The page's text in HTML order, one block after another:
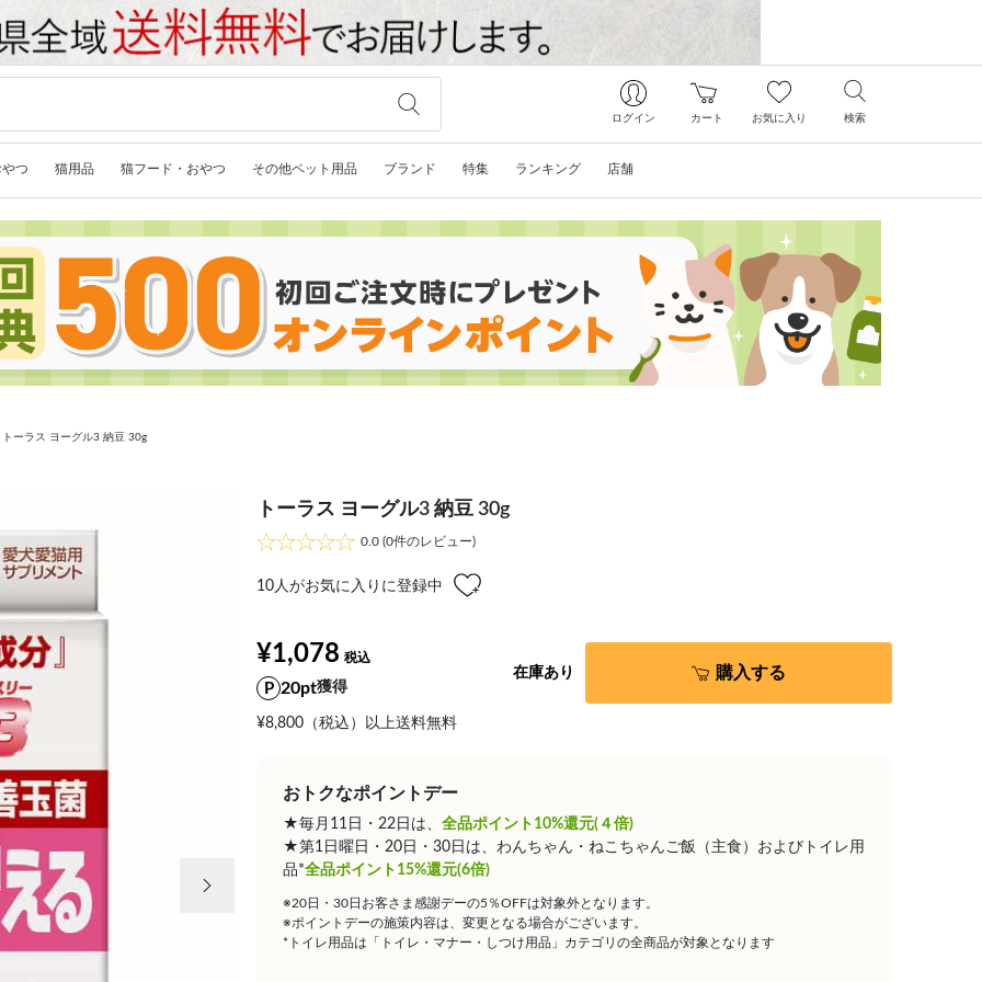
ログイン カート お気に入り 検索
つ 猫用品 猫フード・おやつ その他ペット用品 ブランド 特集 ランキング 店舗
トーラス ヨーグル3 納豆 30g
トーラス ヨーグル3 納豆 30g
0.0 (0件のレビュー)
10人がお気に入りに登録中
¥1,078
20pt獲得
¥8,800（税込）以上送料無料
在庫あり 購入する
おトクなポイントデー
★毎月11日・22日は、 全品ポイント10%還元(４倍)
★第1日曜日・20日・30日は、わんちゃん・ねこちゃんご飯（主食）およびトイレ用
品*全品ポイント15%還元(6倍)
※20日・30日お客さま感謝デーの5％OFFは対象外となります。
※ポイントデーの施策内容は、変更となる場合がございます。
*トイレ用品は「トイレ・マナー・しつけ用品」カテゴリの全商品が対象となります